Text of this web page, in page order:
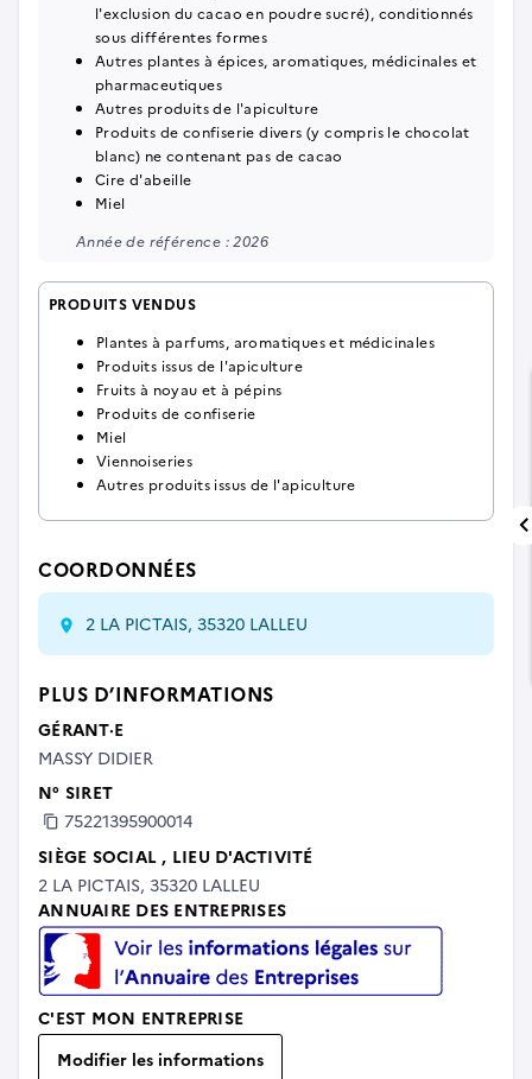
l'exclusion du cacao en poudre sucré), conditionnés
sous différentes formes
Autres plantes à épices, aromatiques, médicinales et
pharmaceutiques
Autres produits de l'apiculture
Produits de confiserie divers (y compris le chocolat
blanc) ne contenant pas de cacao
Cire d'abeille
Miel
Année de référence : 2026
PRODUITS VENDUS
Plantes à parfums, aromatiques et médicinales
Produits issus de l'apiculture
Fruits à noyau et à pépins
Produits de confiserie
Miel
Viennoiseries
Autres produits issus de l'apiculture
COORDONNÉES
2 LA PICTAIS, 35320 LALLEU
PLUS D’INFORMATIONS
GÉRANT·E
MASSY DIDIER
N° SIRET
75221395900014
SIÈGE SOCIAL , LIEU D'ACTIVITÉ
2 LA PICTAIS, 35320 LALLEU
ANNUAIRE DES ENTREPRISES
C'EST MON ENTREPRISE
Modifier les informations